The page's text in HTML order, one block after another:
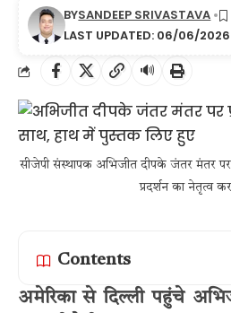
LAST UPDATED: 06/06/2026
BYSANDEEP SRIVASTAVA
🔊
सीजेपी संस्थापक अभिजीत दीपके जंतर मंतर
प्रदर्शन का नेतृत्व
Contents
अमेरिका से दिल्ली पहुंचे